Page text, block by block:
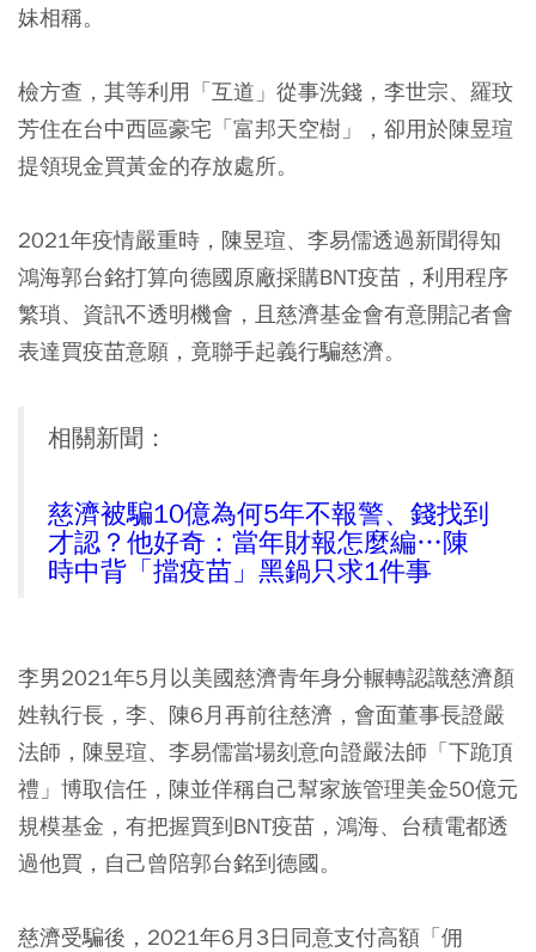
妹相稱。
檢方查，其等利用「互道」從事洗錢，李世宗、羅玟
芳住在台中西區豪宅「富邦天空樹」，卻用於陳昱瑄
提領現金買黃金的存放處所。
2021年疫情嚴重時，陳昱瑄、李易儒透過新聞得知
鴻海郭台銘打算向德國原廠採購BNT疫苗，利用程序
繁瑣、資訊不透明機會，且慈濟基金會有意開記者會
表達買疫苗意願，竟聯手起義行騙慈濟。
相關新聞：
慈濟被騙10億為何5年不報警、錢找到
才認？他好奇：當年財報怎麼編…陳
時中背「擋疫苗」黑鍋只求1件事
李男2021年5月以美國慈濟青年身分輾轉認識慈濟顏
姓執行長，李、陳6月再前往慈濟，會面董事長證嚴
法師，陳昱瑄、李易儒當場刻意向證嚴法師「下跪頂
禮」博取信任，陳並佯稱自己幫家族管理美金50億元
規模基金，有把握買到BNT疫苗，鴻海、台積電都透
過他買，自己曾陪郭台銘到德國。
慈濟受騙後，2021年6月3日同意支付高額「佣